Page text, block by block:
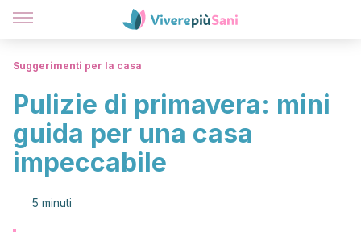
Suggerimenti per la casa
Pulizie di primavera: mini
guida per una casa
impeccabile
5 minuti